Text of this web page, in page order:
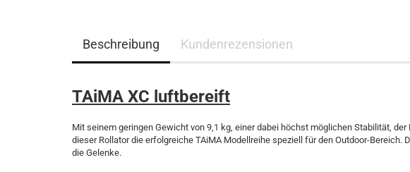
Beschreibung Kundenrezensionen
TAiMA XC luftbereift
Mit seinem geringen Gewicht von 9,1 kg, einer dabei höchst möglichen Stabilität,
dieser Rollator die erfolgreiche TAiMA Modellreihe speziell für den Outdoor-
die Gelenke.